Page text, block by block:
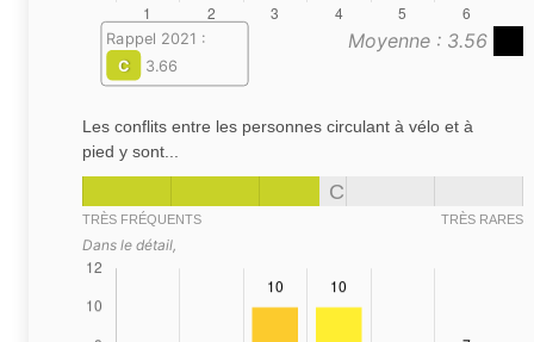
Moyenne : 3.56
Rappel 2021 :
C
3.66
Les conflits entre les personnes circulant à vélo et à
pied y sont...
C
TRÈS FRÉQUENTS TRÈS RARES
Dans le détail,